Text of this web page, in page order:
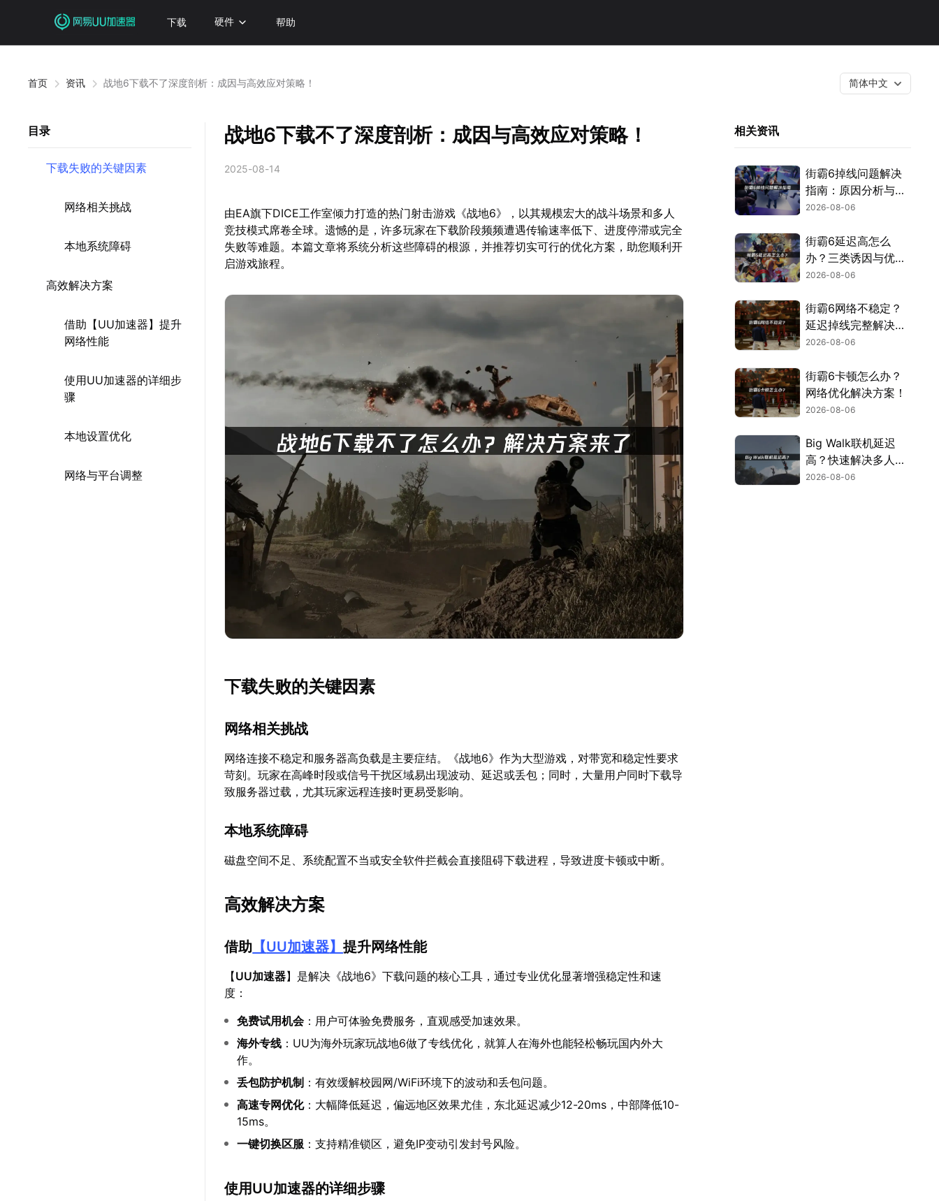
下载 硬件 帮助
首页 资讯 战地6下载不了深度剖析：成因与高效应对策略！ 简体中文
目录
下载失败的关键因素
网络相关挑战
本地系统障碍
高效解决方案
借助【UU加速器】提升
网络性能
使用UU加速器的详细步
骤
本地设置优化
网络与平台调整
战地6下载不了深度剖析：成因与高效应对策略！
2025-08-14
由EA旗下DICE工作室倾力打造的热门射击游戏《战地6》，以其规模宏大的战斗场景和多人
竞技模式席卷全球。遗憾的是，许多玩家在下载阶段频频遭遇传输速率低下、进度停滞或完全
失败等难题。本篇文章将系统分析这些障碍的根源，并推荐切实可行的优化方案，助您顺利开
启游戏旅程。
下载失败的关键因素
网络相关挑战
网络连接不稳定和服务器高负载是主要症结。《战地6》作为大型游戏，对带宽和稳定性要求
苛刻。玩家在高峰时段或信号干扰区域易出现波动、延迟或丢包；同时，大量用户同时下载导
致服务器过载，尤其玩家远程连接时更易受影响。
本地系统障碍
磁盘空间不足、系统配置不当或安全软件拦截会直接阻碍下载进程，导致进度卡顿或中断。
高效解决方案
借助 【UU加速器】提升网络性能
【UU加速器】是解决《战地6》下载问题的核心工具，通过专业优化显著增强稳定性和速
度：
免费试用机会：用户可体验免费服务，直观感受加速效果。
海外专线 ：UU为海外玩家玩战地6做了专线优化，就算人在海外也能轻松畅玩国内外大
作。
丢包防护机制 ：有效缓解校园网/WiFi环境下的波动和丢包问题。
高速专网优化：大幅降低延迟，偏远地区效果尤佳，东北延迟减少12-20ms，中部降低10-
15ms。
一键切换区服 ：支持精准锁区，避免IP变动引发封号风险。
使用UU加速器的详细步骤
相关资讯
街霸6掉线问题解决
指南：原因分析与网
络优化技巧！
2026-08-06
街霸6延迟高怎么
办？三类诱因与优化
解决方案！
2026-08-06
街霸6网络不稳定？
延迟掉线完整解决指
南！
2026-08-06
街霸6卡顿怎么办？
网络优化解决方案！
2026-08-06
Big Walk联机延迟
高？快速解决多人联
机卡顿问题！
2026-08-06